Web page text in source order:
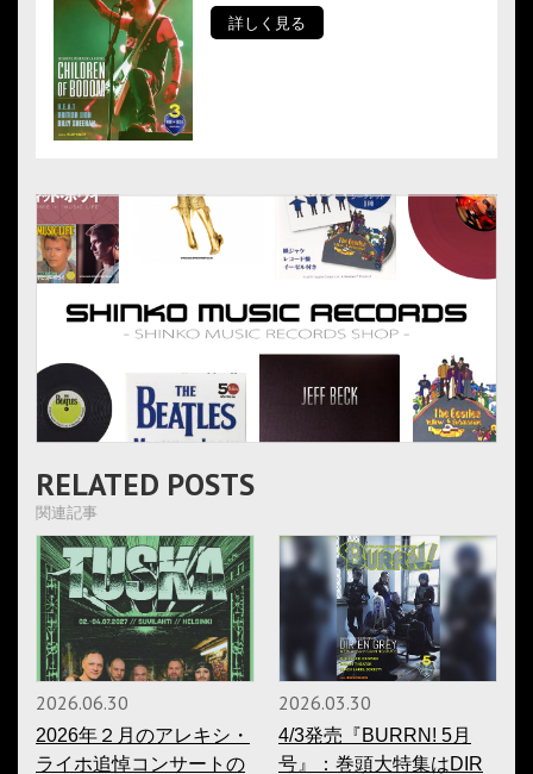
詳しく見る
RELATED POSTS
関連記事
2026.06.30
2026年２月のアレキシ・
ライホ追悼コンサートの
2026.03.30
4/3発売『BURRN! 5月
号』：巻頭大特集はDIR